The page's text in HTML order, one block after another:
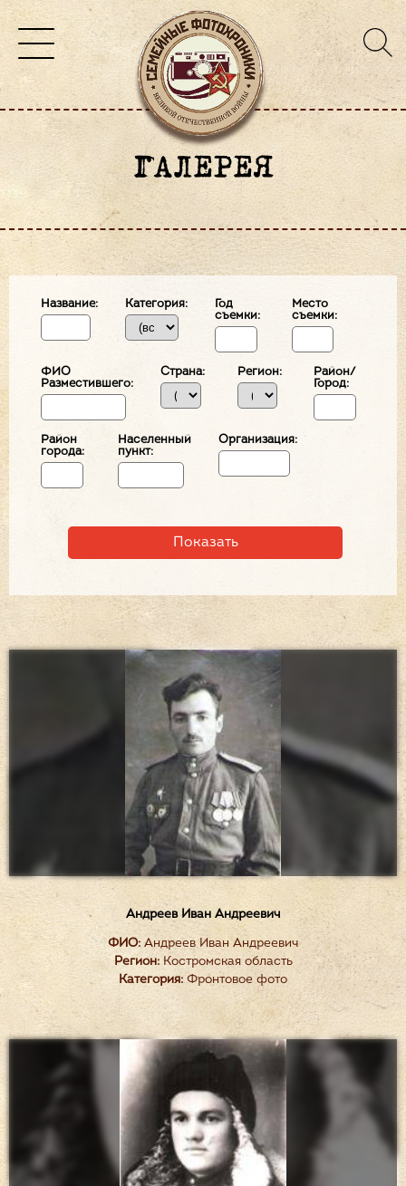
ГАЛЕРЕЯ
Название: Категория:
Год
съемки:
Место
съемки:
ФИО
Разместившего:
Страна: Регион:
Район/
Город:
Район
города:
Населенный
пункт:
Организация:
Андреев Иван Андреевич
ФИО: Андреев Иван Андреевич
Регион:Костромская область
Категория: Фронтовое фото